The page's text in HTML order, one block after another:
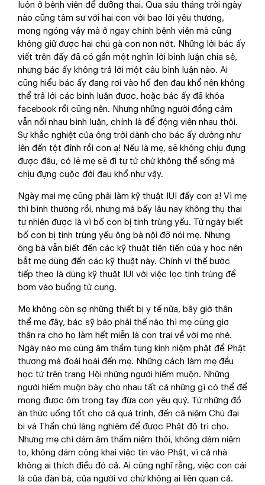
luôn ở bệnh viện để dưỡng thai. Qua sáu tháng trời ngày
nào cũng tâm sự với hai con với bao lời yêu thương,
mong ngóng vậy mà ở ngay chính bệnh viện mà cũng
không giữ được hai chú gà con non nớt. Những lời bác ấy
viết trên đấy đã có gần một nghìn lời bình luận chia sẻ,
nhưng bác ấy không trả lời một câu bình luận nào. Ai
cũng hiểu bác ấy đang rơi vào hố đen đau khổ nên không
thể trả lời các bình luận được, hoặc bác ấy đã khóa
facebook rồi cũng nên. Nhưng những người đồng cảm
vẫn nối nhau bình luận, chính là để động viên nhau thôi.
Sự khắc nghiệt của ông trời dành cho bác ấy dường như
lên đến tột đỉnh rồi con ạ! Nếu là mẹ, sẽ không chịu đựng
được đâu, có lẽ mẹ sẽ đi tự tử chứ không thể sống mà
chịu đựng cuộc đời đau khổ như vậy.
Ngày mai mẹ cũng phải làm kỹ thuật IUI đấy con ạ! Vì mẹ
thì bình thường rồi, nhưng mà bấy lâu nay không thụ thai
tự nhiên được là vì bố con bị tinh trùng yếu. Từ ngày biết
bố con bị tinh trùng yếu ông bà nội đỡ nói mẹ. Nhưng
ông bà vẫn biết đến các kỹ thuật tiên tiến của y học nên
bắt mẹ dùng đến các kỹ thuật này. Chính vì thế bước
tiếp theo là dùng kỹ thuật IUI với việc lọc tinh trùng để
bơm vào buồng tử cung.
Mẹ không còn sợ những thiết bị y tế nữa, bây giờ thân
thể mẹ đây, bác sỹ bảo phải thế nào thì mẹ cũng giơ
thân ra cho họ làm hết miễn là con trai về với mẹ nhé.
Ngày nào mẹ cũng âm thầm tụng kinh niệm phật để Phật
thương mà đoái hoài đến mẹ. Những cách làm mẹ đều
học từ trên trang Hội những người hiếm muộn. Những
người hiếm muộn bày cho nhau tất cả những gì có thể để
mong được ôm trong tay đứa con yêu quý. Từ những đồ
ăn thức uống tốt cho cả quá trình, đến cả niệm Chú đại
bi và Thần chú lăng nghiêm để được Phật độ trì cho.
Nhưng mẹ chỉ dám âm thầm niệm thôi, không dám niệm
to, không dám công khai việc tin vào Phật, vì cả nhà
không ai thích điều đó cả. Ai cũng nghĩ rằng, việc con cái
là của đàn bà, của người vợ chứ không ai liên quan cả.